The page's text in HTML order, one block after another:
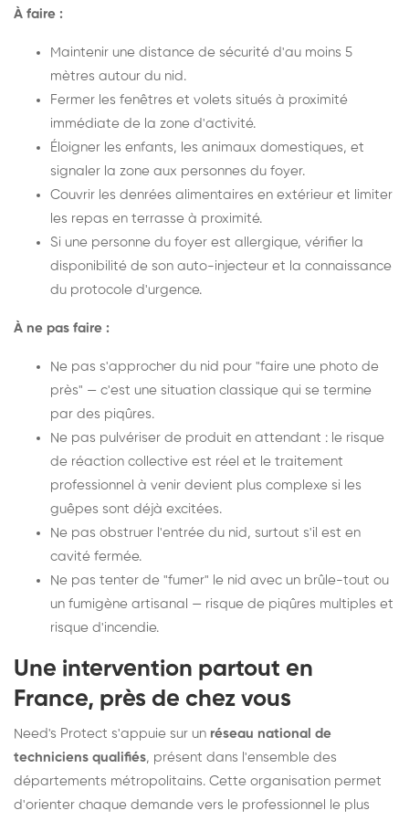
À faire :
Maintenir une distance de sécurité d'au moins 5
mètres autour du nid.
Fermer les fenêtres et volets situés à proximité
immédiate de la zone d'activité.
Éloigner les enfants, les animaux domestiques, et
signaler la zone aux personnes du foyer.
Couvrir les denrées alimentaires en extérieur et limiter
les repas en terrasse à proximité.
Si une personne du foyer est allergique, vérifier la
disponibilité de son auto-injecteur et la connaissance
du protocole d'urgence.
À ne pas faire :
Ne pas s'approcher du nid pour "faire une photo de
près" — c'est une situation classique qui se termine
par des piqûres.
Ne pas pulvériser de produit en attendant : le risque
de réaction collective est réel et le traitement
professionnel à venir devient plus complexe si les
guêpes sont déjà excitées.
Ne pas obstruer l'entrée du nid, surtout s'il est en
cavité fermée.
Ne pas tenter de "fumer" le nid avec un brûle-tout ou
un fumigène artisanal — risque de piqûres multiples et
risque d'incendie.
Une intervention partout en
France, près de chez vous
Need's Protect s'appuie sur un réseau national de
techniciens qualifiés, présent dans l'ensemble des
départements métropolitains. Cette organisation permet
d'orienter chaque demande vers le professionnel le plus